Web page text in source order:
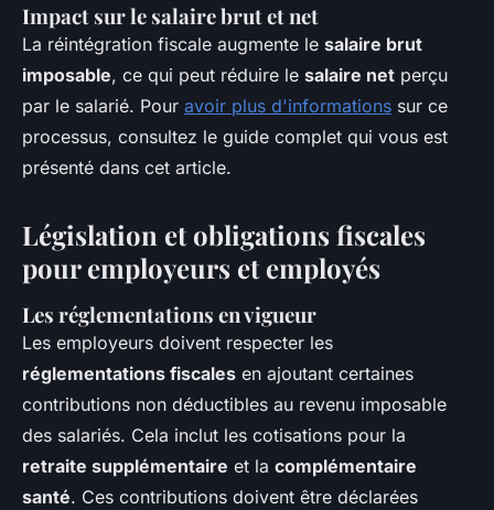
Impact sur le salaire brut et net
La réintégration fiscale augmente le salaire brut
imposable, ce qui peut réduire le salaire net perçu
par le salarié. Pour avoir plus d'informations sur ce
processus, consultez le guide complet qui vous est
présenté dans cet article.
Législation et obligations fiscales
pour employeurs et employés
Les réglementations en vigueur
Les employeurs doivent respecter les
réglementations fiscales en ajoutant certaines
contributions non déductibles au revenu imposable
des salariés. Cela inclut les cotisations pour la
retraite supplémentaire et la complémentaire
santé. Ces contributions doivent être déclarées